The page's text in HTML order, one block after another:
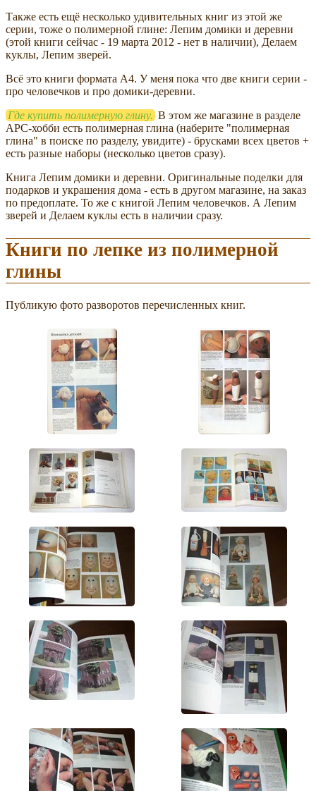
Также есть ещё несколько удивительных книг из этой же
серии, тоже о полимерной глине: Лепим домики и деревни
(этой книги сейчас - 19 марта 2012 - нет в наличии), Делаем
куклы, Лепим зверей.
Всё это книги формата А4. У меня пока что две книги серии -
про человечков и про домики-деревни.
Где купить полимерную глину. В этом же магазине в разделе
АРС-хобби есть полимерная глина (наберите "полимерная
глина" в поиске по разделу, увидите) - брусками всех цветов +
есть разные наборы (несколько цветов сразу).
Книга Лепим домики и деревни. Оригинальные поделки для
подарков и украшения дома - есть в другом магазине, на заказ
по предоплате. То же с книгой Лепим человечков. А Лепим
зверей и Делаем куклы есть в наличии сразу.
Книги по лепке из полимерной
глины
Публикую фото разворотов перечисленных книг.